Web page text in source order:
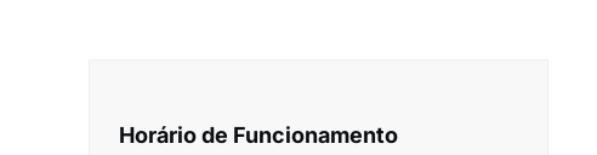
Horário de Funcionamento